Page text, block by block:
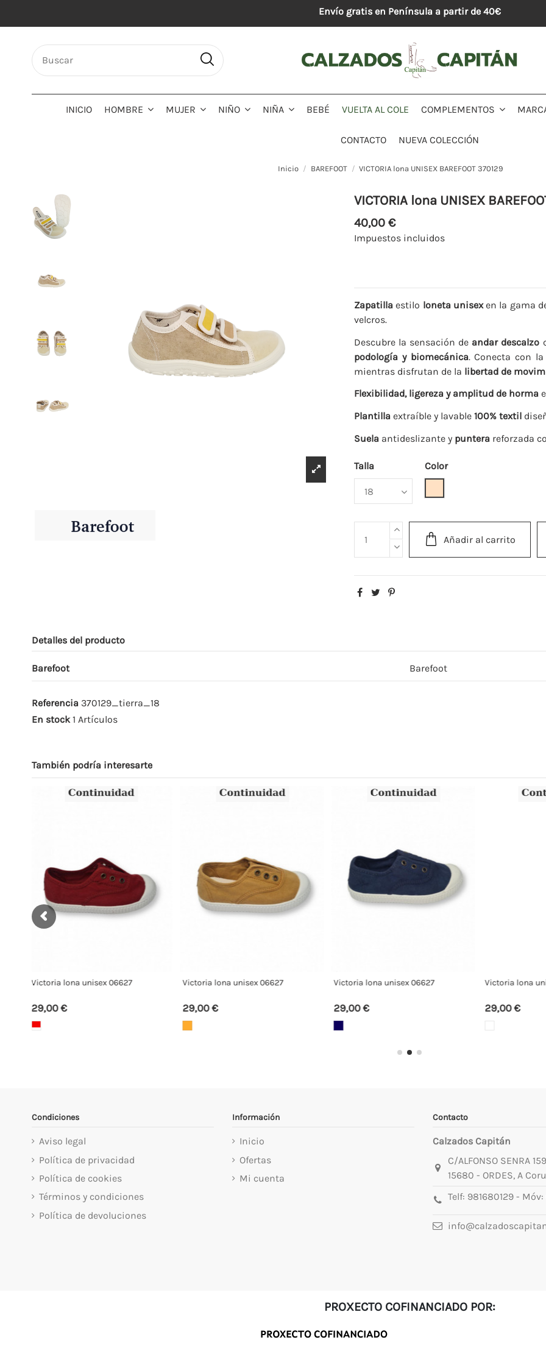
Envío gratis en Península a partir de 40€
INICIO HOMBRE MUJER NIÑO NIÑA BEBÉ VUELTA AL COLE COMPLEMENTOS
CONTACTO NUEVA COLECCIÓN
Inicio BAREFOOT VICTORIA lona UNISEX BAREFOOT 370129
VICTORIA lona UNISEX
40,00 €
Impuestos incluidos
Zapatilla estilo loneta unisexen la gama
velcros.
Descubre la sensación de andar descalzo
podología y biomecánica. Conecta con
mientras disfrutan de la libertad de
Flexibilidad, ligereza y amplitud de horma
Plantilla extraíble y lavable100% textil
Suela antideslizante y puntera reforzada
Talla
Color
Añadir al carrito
Detalles del producto
Barefoot Barefoot
Referencia 370129_tierra_18
En stock 1 Artículos
También podría interesarte
Victoria lona unisex 06627
29,00 €
Victoria 065191
39,00 €
CHUCHES deportivo CHST-6001
50,00 €
Victoria lonas
35,00 €
Condiciones
Aviso legal
Política de privacidad
Política de cookies
Términos y condiciones
Política de devoluciones
Información
Inicio
Ofertas
Mi cuenta
Contacto
Calzados Capitán
C/ALFONSO SENRA 159
15680 - ORDES, A
Telf: 981680129- Móv:
PROXECTO COFINANCIADO POR: